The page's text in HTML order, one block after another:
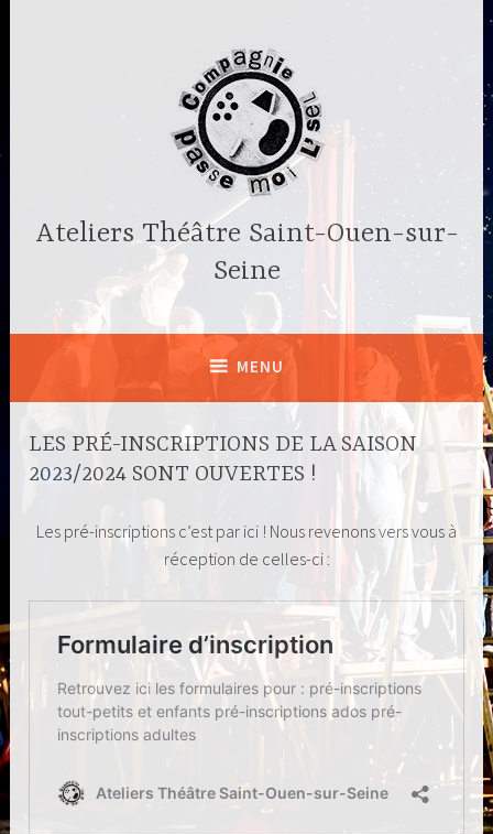
Ateliers Théâtre Saint-Ouen-sur-
Seine
MENU
LES PRÉ-INSCRIPTIONS DE LA SAISON
2023/2024 SONT OUVERTES !
Les pré-inscriptions c’est par ici ! Nous revenons vers vous à
réception de celles-ci :